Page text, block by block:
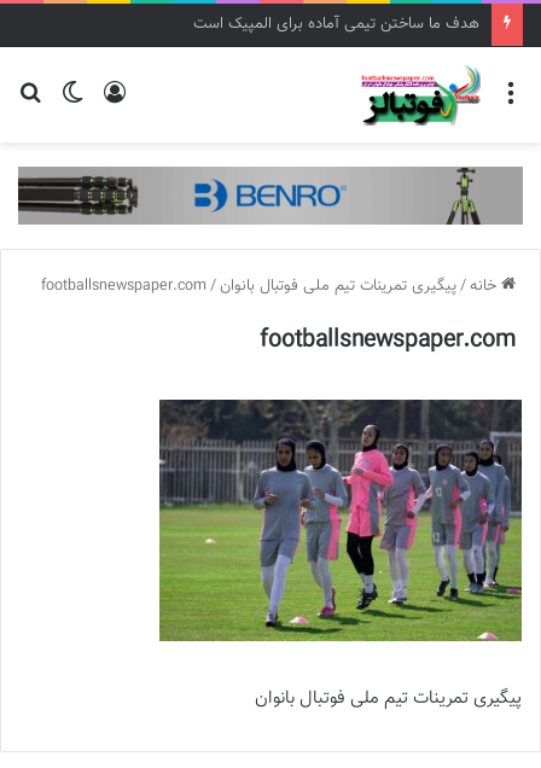
هدف ما ساختن تیمی آماده برای المپیک است
تغییر
ورود منو
خانه/پیگیری تمرینات تیم ملی فوتبال بانوان/
footballsnewspaper.com
footballsnewspaper.com
پیگیری تمرینات تیم ملی فوتبال بانوان